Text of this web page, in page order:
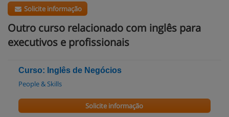
Solicite informação
Outro curso relacionado com inglês para
executivos e profissionais
Curso: Inglês de Negócios
People & Skills
Solicite informação